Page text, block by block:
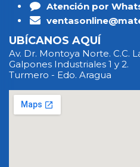
Atención por
UBÍCANOS AQUÍ
Av. Dr. Montoya Norte. C.C.
Galpones Industriales 1 y 2.
Turmero - Edo. Aragua